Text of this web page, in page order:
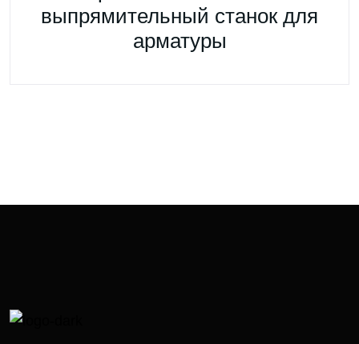
выпрямительный станок для
арматуры